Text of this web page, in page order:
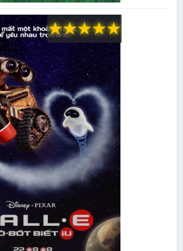
★
★
★
★
★